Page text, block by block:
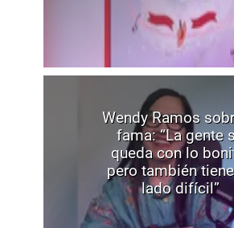
Wendy Ramos
fama: “La gente
queda con lo
pero también
lado difícil”